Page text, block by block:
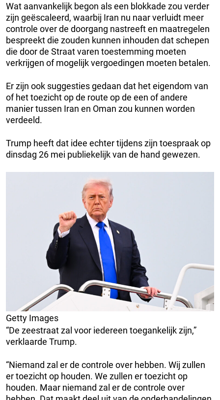
Wat aanvankelijk begon als een blokkade zou verder
zijn geëscaleerd, waarbij Iran nu naar verluidt meer
controle over de doorgang nastreeft en maatregelen
bespreekt die zouden kunnen inhouden dat schepen
die door de Straat varen toestemming moeten
verkrijgen of mogelijk vergoedingen moeten betalen.
Er zijn ook suggesties gedaan dat het eigendom van
of het toezicht op de route op de een of andere
manier tussen Iran en Oman zou kunnen worden
verdeeld.
Trump heeft dat idee echter tijdens zijn toespraak op
dinsdag 26 mei publiekelijk van de hand gewezen.
Getty Images
“De zeestraat zal voor iedereen toegankelijk zijn,”
verklaarde Trump.
“Niemand zal er de controle over hebben. Wij zullen
er toezicht op houden. We zullen er toezicht op
houden. Maar niemand zal er de controle over